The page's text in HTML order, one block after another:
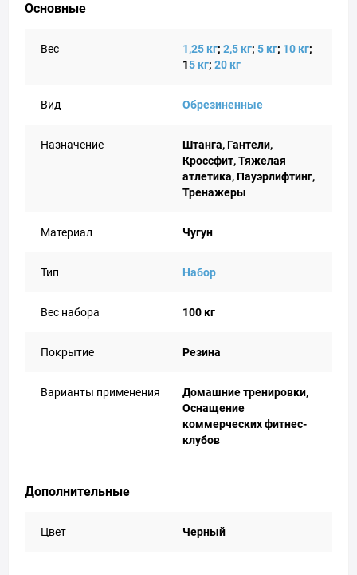
Основные
Вес 1,25 кг; 2,5 кг; 5 кг; 10 кг;
15 кг; 20 кг
Вид Обрезиненные
Назначение
Штанга, Гантели,
Кроссфит, Тяжелая
атлетика, Пауэрлифтинг,
Тренажеры
Материал Чугун
Тип Набор
Вес набора 100 кг
Покрытие Резина
Варианты применения
Домашние тренировки,
Оснащение
коммерческих фитнес-
клубов
Дополнительные
Цвет Черный